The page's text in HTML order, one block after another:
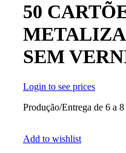
50
SEM
Login to see prices
Produção/Entrega de 6 a
Add to wishlist